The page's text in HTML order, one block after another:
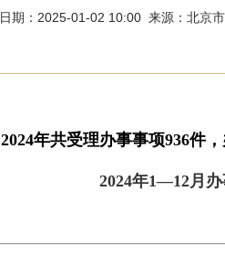
日期：2025-01-02 10:00 来源：北京
2024年共受理办事事项936件
2024年1—12月